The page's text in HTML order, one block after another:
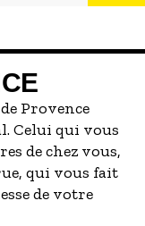
par la
Provence
Celui qui vous
de chez vous,
qui vous fait
de votre